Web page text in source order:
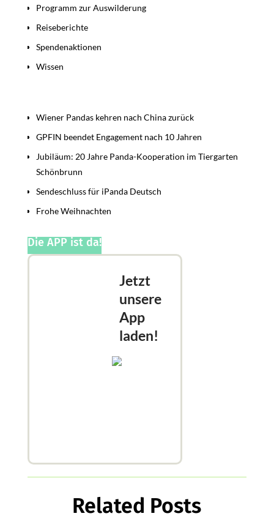
Programm zur Auswilderung
Reiseberichte
Spendenaktionen
Wissen
Wiener Pandas kehren nach China zurück
GPFIN beendet Engagement nach 10 Jahren
Jubiläum: 20 Jahre Panda-Kooperation im Tiergarten
Schönbrunn
Sendeschluss für iPanda Deutsch
Frohe Weihnachten
Die APP ist da!
Jetzt
unsere
App
laden!
Related Posts